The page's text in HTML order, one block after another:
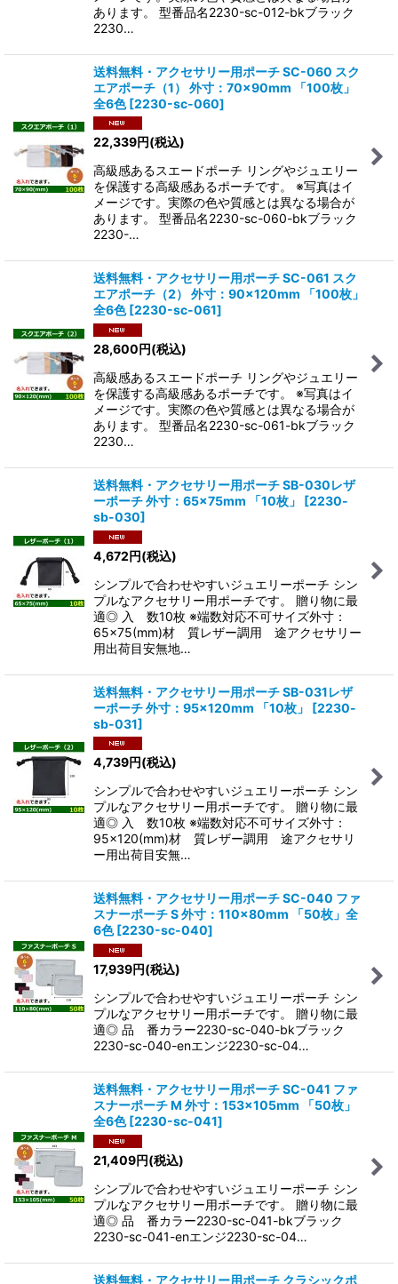
あります。 型番品名2230-sc-012-bkブラック
2230…
送料無料・アクセサリー用ポーチ SC-060 スク
エアポーチ（1） 外寸：70×90mm 「100枚」
全6色 [2230-sc-060]
22,339円(税込)
高級感あるスエードポーチ リングやジュエリー
を保護する高級感あるポーチです。 ※写真はイ
メージです。実際の色や質感とは異なる場合が
あります。 型番品名2230-sc-060-bkブラック
2230-…
送料無料・アクセサリー用ポーチ SC-061 スク
エアポーチ（2） 外寸：90×120mm 「100枚」
全6色 [2230-sc-061]
28,600円(税込)
高級感あるスエードポーチ リングやジュエリー
を保護する高級感あるポーチです。 ※写真はイ
メージです。実際の色や質感とは異なる場合が
あります。 型番品名2230-sc-061-bkブラック
2230…
送料無料・アクセサリー用ポーチ SB-030レザ
ーポーチ 外寸：65×75mm 「10枚」
[2230-
sb-030]
4,672円(税込)
シンプルで合わせやすいジュエリーポーチ シン
プルなアクセサリー用ポーチです。 贈り物に最
適◎ 入 数10枚 ※端数対応不可サイズ外寸：
65×75(mm)材 質レザー調用 途アクセサリー
用出荷目安無地…
送料無料・アクセサリー用ポーチ SB-031レザ
ーポーチ 外寸：95×120mm 「10枚」
[2230-
sb-031]
4,739円(税込)
シンプルで合わせやすいジュエリーポーチ シン
プルなアクセサリー用ポーチです。 贈り物に最
適◎ 入 数10枚 ※端数対応不可サイズ外寸：
95×120(mm)材 質レザー調用 途アクセサリ
ー用出荷目安無…
送料無料・アクセサリー用ポーチ SC-040 ファ
スナーポーチ S 外寸：110×80mm 「50枚」全
6色 [2230-sc-040]
17,939円(税込)
シンプルで合わせやすいジュエリーポーチ シン
プルなアクセサリー用ポーチです。 贈り物に最
適◎ 品 番カラー2230-sc-040-bkブラック
2230-sc-040-enエンジ2230-sc-04…
送料無料・アクセサリー用ポーチ SC-041 ファ
スナーポーチ M 外寸：153×105mm 「50枚」
全6色 [2230-sc-041]
21,409円(税込)
シンプルで合わせやすいジュエリーポーチ シン
プルなアクセサリー用ポーチです。 贈り物に最
適◎ 品 番カラー2230-sc-041-bkブラック
2230-sc-041-enエンジ2230-sc-04…
送料無料・アクセサリー用ポーチ クラシックポ